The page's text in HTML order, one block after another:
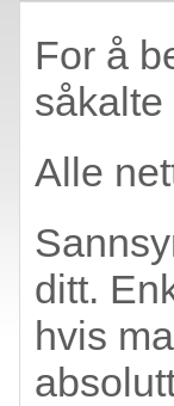
For å
såkalte
Alle
ditt.
hvis